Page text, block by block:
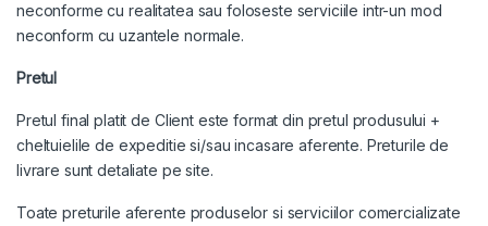
neconforme cu realitatea sau foloseste serviciile intr-un mod
neconform cu uzantele normale.
Pretul
Pretul final platit de Client este format din pretul produsului +
cheltuielile de expeditie si/sau incasare aferente. Preturile de
livrare sunt detaliate pe site.
Toate preturile aferente produselor si serviciilor comercializate